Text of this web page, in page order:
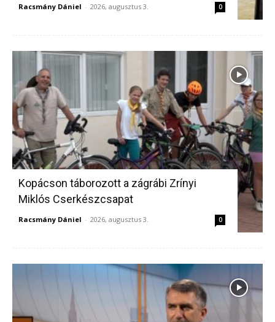
Racsmány Dániel - 2026, augusztus 3. 0
Kopácson táborozott a zágrábi Zrínyi
Miklós Cserkészcsapat
Racsmány Dániel - 2026, augusztus 3. 0